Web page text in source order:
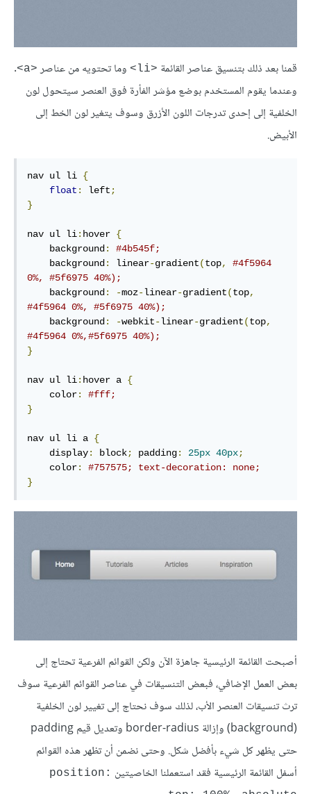
قمنا بعد ذلك بتنسيق عناصر القائمة <li> وما تحتويه من عناصر <a>
.
وعندما يقوم المستخدم بوضع مؤشر الفأرة فوق العنصر سيتحول لون
الخلفية إلى إحدى تدرجات اللون الأزرق وسوف يتغير لون الخط إلى
الأبيض.
nav ul li {
float : left ;
}
nav ul li: hover {
    background
:
#4b545f;
    background
: linear-gradient(top,
#4f5964
0%, #5f6975 40%);
    background
: -moz-linear-gradient(top,
#4f5964 0%, #5f6975 40%);
    background
: -webkit-linear-gradient(top,
#4f5964 0%,#5f6975 40%);
}
nav ul li: hover a {
    color
:
#fff;
}
nav ul li a {
    display
: block; padding: 25px 40px;
    color
:
#757575; text-decoration: none;
}
أصبحت القائمة الرئيسية جاهزة الآن ولكن القوائم الفرعية تحتاج إلى
بعض العمل الإضافي، فبعض التنسيقات في عناصر القوائم الفرعية سوف
ترث تنسيقات العنصر الأب، لذلك سوف نحتاج إلى تغيير لون الخلفية
(background) وإزالة border-radius وتعديل قيم padding
حتى يظهر كل شيء بأفضل شكل. وحتى نضمن أن تظهر هذه القوائم
أسفل القائمة الرئيسية فقد استعملنا الخاصيتين position: